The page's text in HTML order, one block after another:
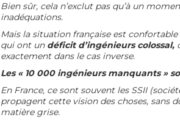
Bien sûr, cela n’exclut pas qu’à un
inadéquations.
Mais la situation française est
qui ont un déficit d’ingénieurs colossal,
exactement dans le cas inverse.
Les « 10 000 ingénieurs manquants »
En France, ce sont souvent les SSII
propagent cette vision des choses, sans
matière grise.